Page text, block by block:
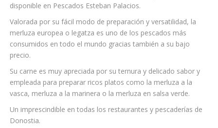
disponible en Pescados Esteban Palacios.
Valorada por su fácil modo de preparación y versatilidad, la
merluza europea o legatza es uno de los pescados más
consumidos en todo el mundo gracias también a su bajo
precio.
Su carne es muy apreciada por su ternura y delicado sabor y
empleada para preparar ricos platos como la merluza a la
vasca, merluza a la marinera o la merluza en salsa verde.
Un imprescindible en todas los restaurantes y pescaderías de
Donostia.